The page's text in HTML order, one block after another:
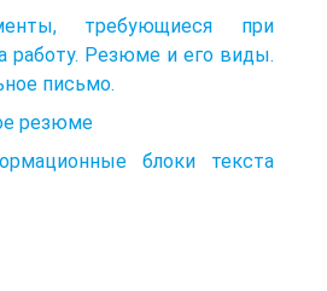
требующиеся при
работу. Резюме и его виды.
письмо.
резюме
блоки текста